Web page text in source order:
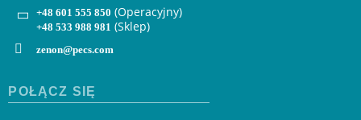
+48 601 555 850 (Operacyjny)
+48 533 988 981 (Sklep)
zenon@pecs.com
POŁĄCZ SIĘ